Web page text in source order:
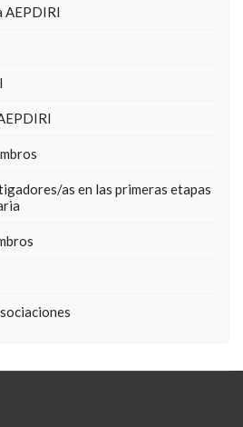
AEPDIRI
as en las primeras etapas